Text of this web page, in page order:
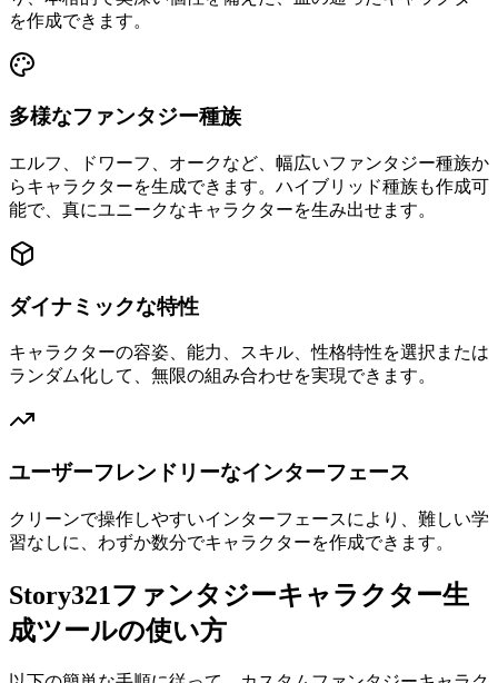
を作成できます。
多様なファンタジー種族
エルフ、ドワーフ、オークなど、幅広いファンタジー種族か
らキャラクターを生成できます。ハイブリッド種族も作成可
能で、真にユニークなキャラクターを生み出せます。
ダイナミックな特性
キャラクターの容姿、能力、スキル、性格特性を選択または
ランダム化して、無限の組み合わせを実現できます。
ユーザーフレンドリーなインターフェース
クリーンで操作しやすいインターフェースにより、難しい学
習なしに、わずか数分でキャラクターを作成できます。
Story321ファンタジーキャラクター生
成ツールの使い方